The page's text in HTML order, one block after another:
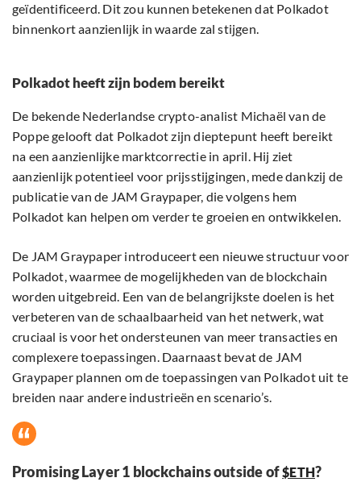
geïdentificeerd. Dit zou kunnen betekenen dat Polkadot
binnenkort aanzienlijk in waarde zal stijgen.
Polkadot heeft zijn bodem bereikt
De bekende Nederlandse crypto-analist Michaël van de
Poppe gelooft dat Polkadot zijn dieptepunt heeft bereikt
na een aanzienlijke marktcorrectie in april. Hij ziet
aanzienlijk potentieel voor prijsstijgingen, mede dankzij de
publicatie van de JAM Graypaper, die volgens hem
Polkadot kan helpen om verder te groeien en ontwikkelen.
De JAM Graypaper introduceert een nieuwe structuur voor
Polkadot, waarmee de mogelijkheden van de blockchain
worden uitgebreid. Een van de belangrijkste doelen is het
verbeteren van de schaalbaarheid van het netwerk, wat
cruciaal is voor het ondersteunen van meer transacties en
complexere toepassingen. Daarnaast bevat de JAM
Graypaper plannen om de toepassingen van Polkadot uit te
breiden naar andere industrieën en scenario’s.
Promising Layer 1 blockchains outside of$ETH?